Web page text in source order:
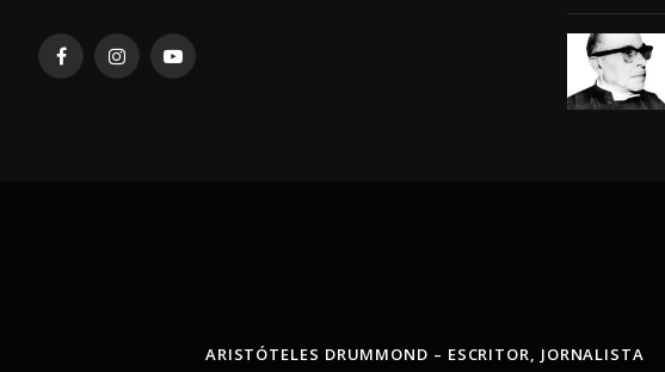
FacebookInstagramYouTube
ARISTÓTELES DRUMMOND – ESCRITOR, JORNALISTA